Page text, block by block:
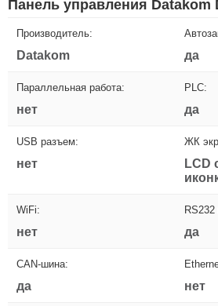
Панель управления Datakom
Производитель:
Datakom да
Параллельная работа:
нет
PLC:
да
USB разъем:
нет
ЖК
LCD
WiFi:
нет
RS232
да
CAN-шина:
да нет